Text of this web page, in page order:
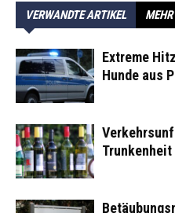
VERWANDTE ARTIKEL
Extreme
Hunde aus
Trunkenheit